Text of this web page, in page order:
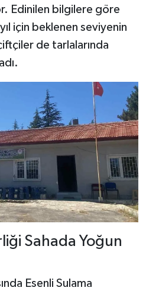
Edinilen bilgilere göre
için beklenen seviyenin
de tarlalarında
Sahada Yoğun
Esenli Sulama